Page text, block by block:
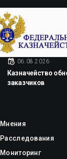
06.08.2026
Казначейство
заказчиков
Мнения
Расследования
Мониторинг